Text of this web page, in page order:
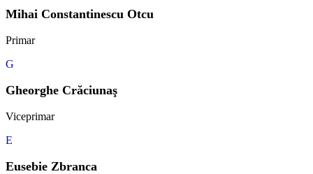
Mihai Constantinescu Otcu
Primar
G
Gheorghe Crăciunaş
Viceprimar
E
Eusebie Zbranca